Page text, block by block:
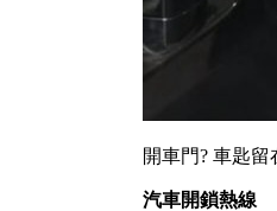
開車門? 車匙留
汽車開鎖熱線